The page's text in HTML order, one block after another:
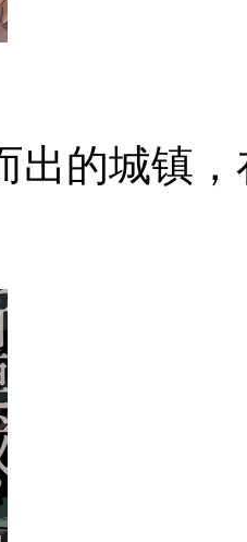
出的城镇，